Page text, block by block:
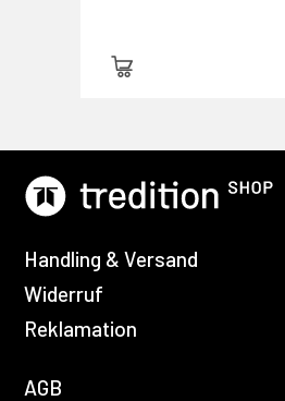
Handling & Versand
Widerruf
Reklamation
AGB